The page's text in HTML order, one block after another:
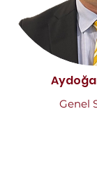
Genel